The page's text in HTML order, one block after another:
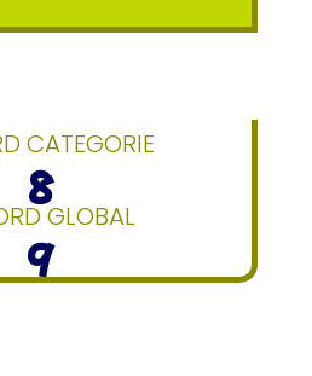
CATEGORIE
8
GLOBAL
9